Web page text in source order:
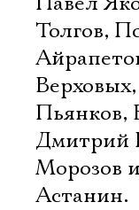
Толгов,
Пьянков,
Дмитрий
Морозов
Астанин.